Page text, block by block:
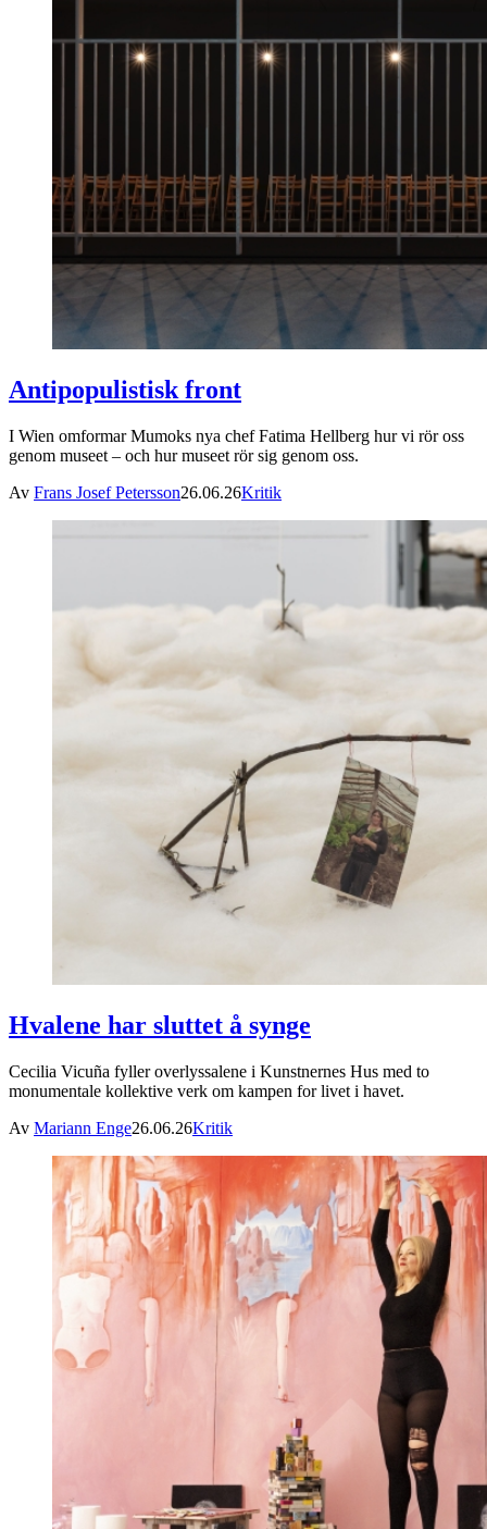
Antipopulistisk front
I Wien omformar Mumoks nya chef Fatima Hellberg hur vi rör oss
genom museet – och hur museet rör sig genom oss.
Av Frans Josef Petersson26.06.26Kritik
Hvalene har sluttet å synge
Cecilia Vicuña fyller overlyssalene i Kunstnernes Hus med to
monumentale kollektive verk om kampen for livet i havet.
Av Mariann Enge26.06.26Kritik